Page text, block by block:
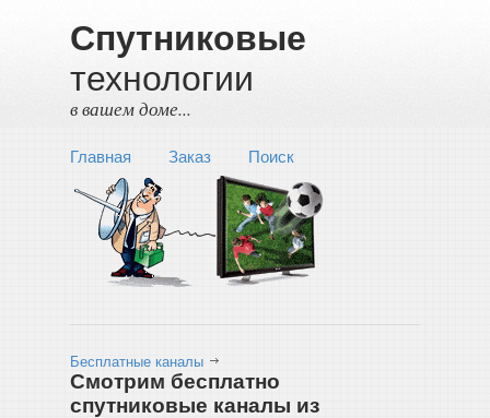
Спутниковые
технологии
в вашем доме...
Главная Заказ Поиск
Бесплатные каналы
Смотрим бесплатно
спутниковые каналы из